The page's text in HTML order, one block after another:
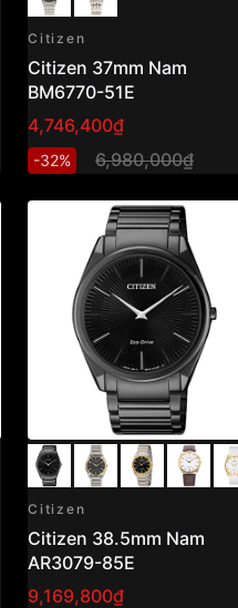
Citizen
Citizen 37mm Nam
BM6770-51E
4,746,400₫
-32% 6,980,000₫
Citizen
Citizen 38.5mm Nam
AR3079-85E
9,169,800₫